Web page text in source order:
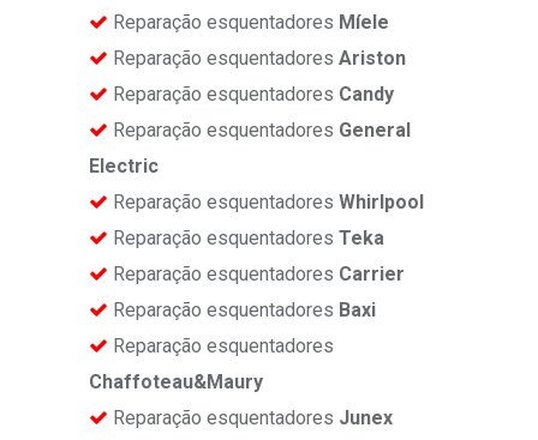
Reparação esquentadores Míele
Reparação esquentadores Ariston
Reparação esquentadores Candy
Reparação esquentadores General
Electric
Reparação esquentadores Whirlpool
Reparação esquentadores Teka
Reparação esquentadores Carrier
Reparação esquentadores Baxi
Reparação esquentadores
Chaffoteau&Maury
Reparação esquentadores Junex